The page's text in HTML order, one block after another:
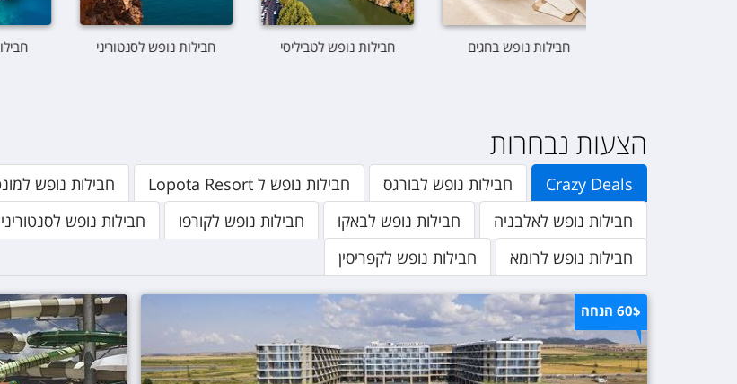
חבילות נופש לסנטוריני חבילות נופש לטביליסי חבילות נופש בחגים
הצעות נבחרות
Crazy Deals חבילות נופש לבורגס חבילות נופש ל Lopota Resort חבילות נופש
חבילות נופש לאלבניה
חבילות נופש לבאקו חבילות נופש לקורפו חבילות נופש לסנטוריני
חבילות נופש לרומא
חבילות נופש לקפריסין
60$ הנחה